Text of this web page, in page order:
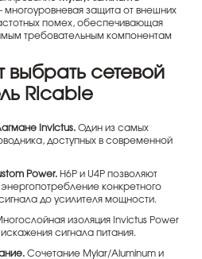
защита от внешних
помех, обеспечивающая
требовательным компонентам
выбрать сетевой
Ricable
Invictus. Один из самых
доступных в современной
Power. H6P и U4P позволяют
конкретного
до усилителя мощности.
изоляция Invictus Power
сигнала питания.
Сочетание Mylar/Aluminum и